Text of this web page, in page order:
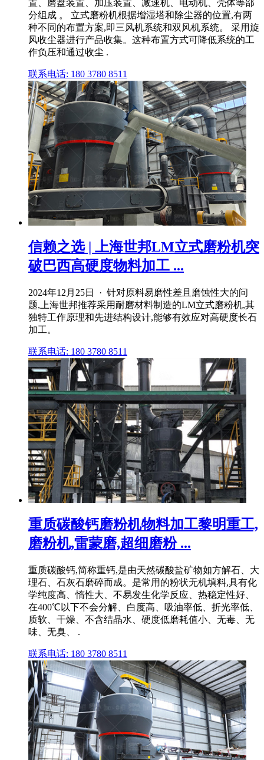
置、磨盘装置、加压装置、减速机、电动机、壳体等部
分组成 。 立式磨粉机根据增湿塔和除尘器的位置,有两
种不同的布置方案,即三风机系统和双风机系统。 采用旋
风收尘器进行产品收集。这种布置方式可降低系统的工
作负压和通过收尘 .
联系电话: 180 3780 8511
信赖之选 | 上海世邦LM立式磨粉机突
破巴西高硬度物料加工 ...
2024年12月25日 · 针对原料易磨性差且磨蚀性大的问
题,上海世邦推荐采用耐磨材料制造的LM立式磨粉机,其
独特工作原理和先进结构设计,能够有效应对高硬度长石
加工。
联系电话: 180 3780 8511
重质碳酸钙磨粉机物料加工黎明重工,
磨粉机,雷蒙磨,超细磨粉 ...
重质碳酸钙,简称重钙,是由天然碳酸盐矿物如方解石、大
理石、石灰石磨碎而成。是常用的粉状无机填料,具有化
学纯度高、惰性大、不易发生化学反应、热稳定性好、
在400℃以下不会分解、白度高、吸油率低、折光率低、
质软、干燥、不含结晶水、硬度低磨耗值小、无毒、无
味、无臭、 .
联系电话: 180 3780 8511